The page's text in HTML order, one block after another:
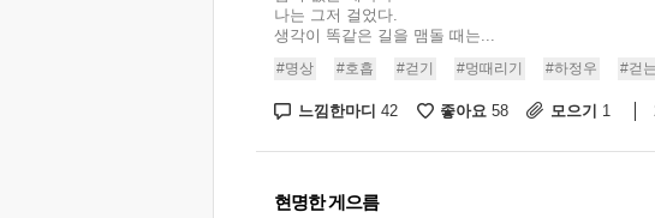
나는 그저 걸었다.
생각이 똑같은 길을 맴돌 때는...
#명상 #호흡 #걷기 #멍때리기 #하정우 #걷
느낌한마디 42 좋아요 58 모으기 1
현명한 게으름